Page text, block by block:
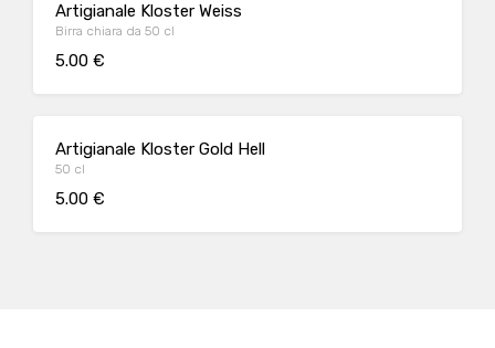
Artigianale Kloster Weiss
Birra chiara da 50 cl
5.00 €
Artigianale Kloster Gold Hell
50 cl
5.00 €